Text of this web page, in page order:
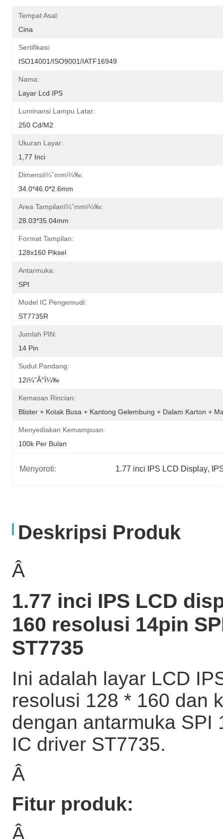
Tempat Asal:
Cina
Sertifikasi:
ISO14001/ISO9001/IATF16949
Nama:
Layar Lcd IPS
Luminansi Lampu Latar:
250 Cd/m2
Ukuran Layar:
1,77 Inci
Dimensiï¼ˆmmï¼‰:
34.0*46.0*2.6mm
Area Tampilanï¼ˆmmï¼‰:
28.03*35.04mm
Format Tampilan:
128x160 Piksel
Antarmuka:
SPI
Model IC Pengemudi:
ST7735R
Jumlah PIN:
14 Pin
Sudut Pandang:
12ï¼ˆÂ°ï¼‰
Kemasan Rincian:
Blister + Kotak Busa + Kantong Gelembung + Dalam Karton +
Menyediakan Kemampuan:
100k Per Bulan
Menyoroti: 1.77 inci IPS LCD Display,
Deskripsi Produk
Â
1.77 inci IPS LCD
160 resolusi 14pin
ST7735
Ini adalah layar LCD
resolusi 128 * 160 dan
dengan antarmuka SPI
IC driver ST7735.
Â
Fitur produk:
Â